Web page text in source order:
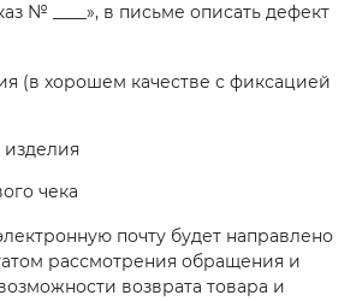
№ ____», в письме описать дефект
(в хорошем качестве с фиксацией
чека
почту будет направлено
рассмотрения обращения и
возврата товара и